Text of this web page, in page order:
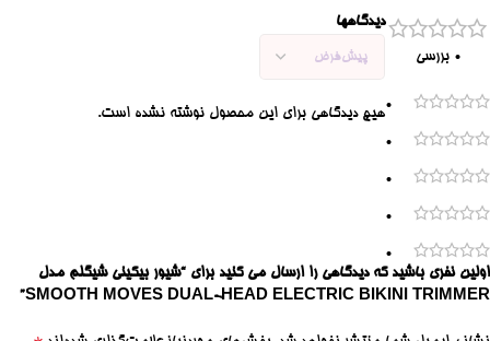
0 بررسی
0
0
0
0
0
دیدگاهها
هیچ دیدگاهی برای این محصول نوشته نشده است.
اولین نفری باشید که دیدگاهی را ارسال می کنید برای “شیور بیکینی شیگلم مدل
SMOOTH MOVES DUAL-HEAD ELECTRIC BIKINI TRIMMER”